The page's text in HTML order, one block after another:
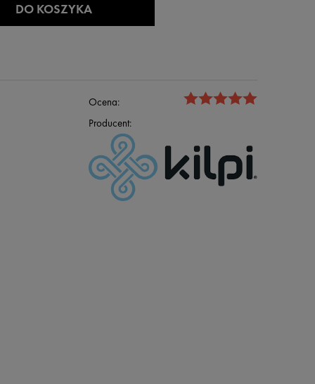
DO KOSZYKA
Ocena:
Producent: